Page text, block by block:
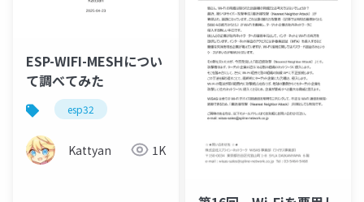
ESP-WIFI-MESHについ
て調べてみた
esp32
Kattyan 1K